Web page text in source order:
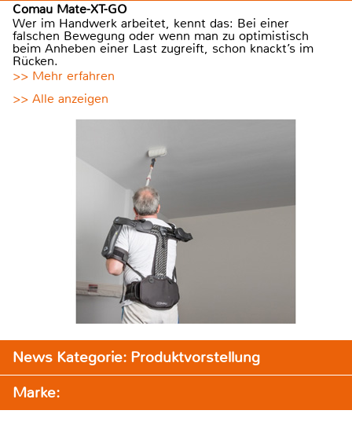
Comau Mate-XT-GO
Wer im Handwerk arbeitet, kennt das: Bei einer
falschen Bewegung oder wenn man zu optimistisch
beim Anheben einer Last zugreift, schon knackt’s im
Rücken.
>> Mehr erfahren
>> Alle anzeigen
News Kategorie: Produktvorstellung
Marke: